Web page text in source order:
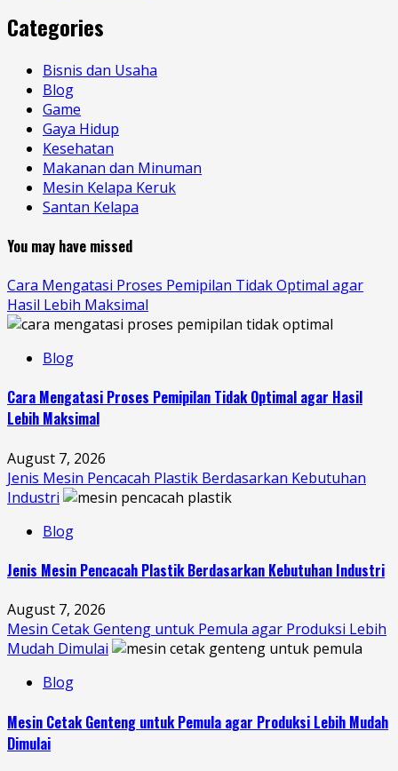
Categories
Bisnis dan Usaha
Blog
Game
Gaya Hidup
Kesehatan
Makanan dan Minuman
Mesin Kelapa Keruk
Santan Kelapa
You may have missed
Cara Mengatasi Proses Pemipilan Tidak Optimal agar
Hasil Lebih Maksimal
Blog
Cara Mengatasi Proses Pemipilan Tidak Optimal agar Hasil
Lebih Maksimal
August 7, 2026
Jenis Mesin Pencacah Plastik Berdasarkan Kebutuhan
Industri
Blog
Jenis Mesin Pencacah Plastik Berdasarkan Kebutuhan Industri
August 7, 2026
Mesin Cetak Genteng untuk Pemula agar Produksi Lebih
Mudah Dimulai
Blog
Mesin Cetak Genteng untuk Pemula agar Produksi Lebih Mudah
Dimulai